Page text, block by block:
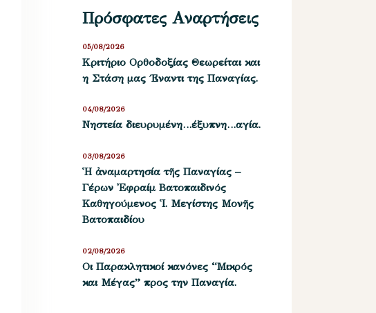
Πρόσφατες Αναρτήσεις
Kριτήριο Oρθοδοξίας Θεωρείται και
η Στάση μας ΄Εναντι της Παναγίας.
05/08/2026
Νηστεία διευρυμένη…έξυπνη…αγία.
04/08/2026
Ἡ ἀναμαρτησία τῆς Παναγίας –
Γέρων Ἐφραίμ Βατοπαιδινός
Καθηγούμενος Ἱ. Μεγίστης Μονῆς
Βατοπαιδίου
03/08/2026
Οι Παρακλητικοί κανόνες “Μικρός
και Μέγας” προς την Παναγία.
02/08/2026